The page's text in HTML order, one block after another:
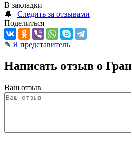
В закладки
🔔
Следить за отзывами
Поделиться
✎ Я представитель
Написать отзыв о
Ваш отзыв